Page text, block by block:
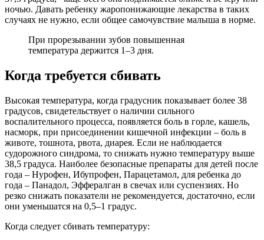
ночью. Давать ребенку жаропонижающие лекарства в таких
случаях не нужно, если общее самочувствие малыша в норме.
При прорезывании зубов повышенная
температура держится 1–3 дня.
Когда требуется сбивать
Высокая температура, когда градусник показывает более 38
градусов, свидетельствует о наличии сильного
воспалительного процесса, появляется боль в горле, кашель,
насморк, при присоединении кишечной инфекции – боль в
животе, тошнота, рвота, диарея. Если не наблюдается
судорожного синдрома, то снижать нужно температуру выше
38,5 градуса. Наиболее безопасные препараты для детей после
года – Нурофен, Ибупрофен, Парацетамол, для ребенка до
года – Панадол, Эффералган в свечах или суспензиях. Но
резко снижать показатели не рекомендуется, достаточно, если
они уменьшатся на 0,5–1 градус.
Когда следует сбивать температуру: